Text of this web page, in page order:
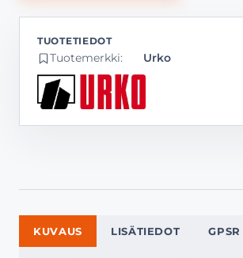
Tuotemerkki: Urko
KUVAUS LISÄTIEDOT GPSR